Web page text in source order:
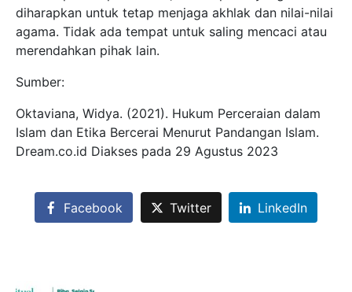
diharapkan untuk tetap menjaga akhlak dan nilai-nilai
agama. Tidak ada tempat untuk saling mencaci atau
merendahkan pihak lain.
Sumber:
Oktaviana, Widya. (2021). Hukum Perceraian dalam
Islam dan Etika Bercerai Menurut Pandangan Islam.
Dream.co.id Diakses pada 29 Agustus 2023
Facebook Twitter LinkedIn